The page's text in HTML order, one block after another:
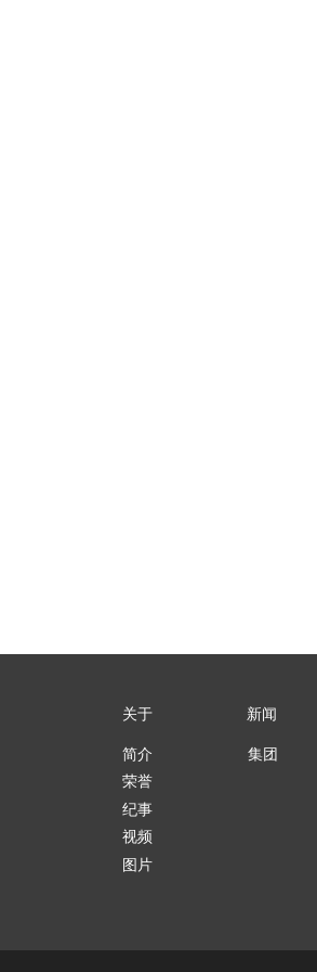
关于
简介
荣誉
纪事
视频
图片
新闻
集团